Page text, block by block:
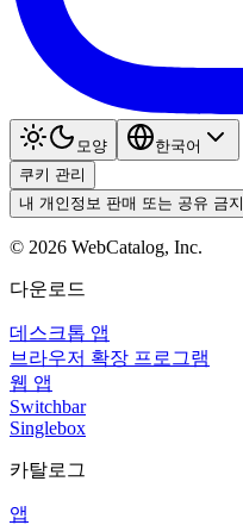
모양
한국어
쿠키 관리
내 개인정보 판매 또는 공유 금지
© 2026 WebCatalog, Inc.
다운로드
데스크톱 앱
브라우저 확장 프로그램
웹 앱
Switchbar
Singlebox
카탈로그
앱